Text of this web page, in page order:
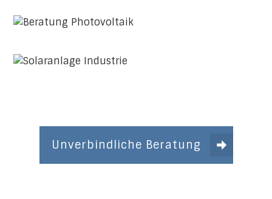
Unverbindliche Beratung